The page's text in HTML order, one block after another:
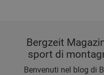
Bergzeit
sport di
Benvenuti nel blog di